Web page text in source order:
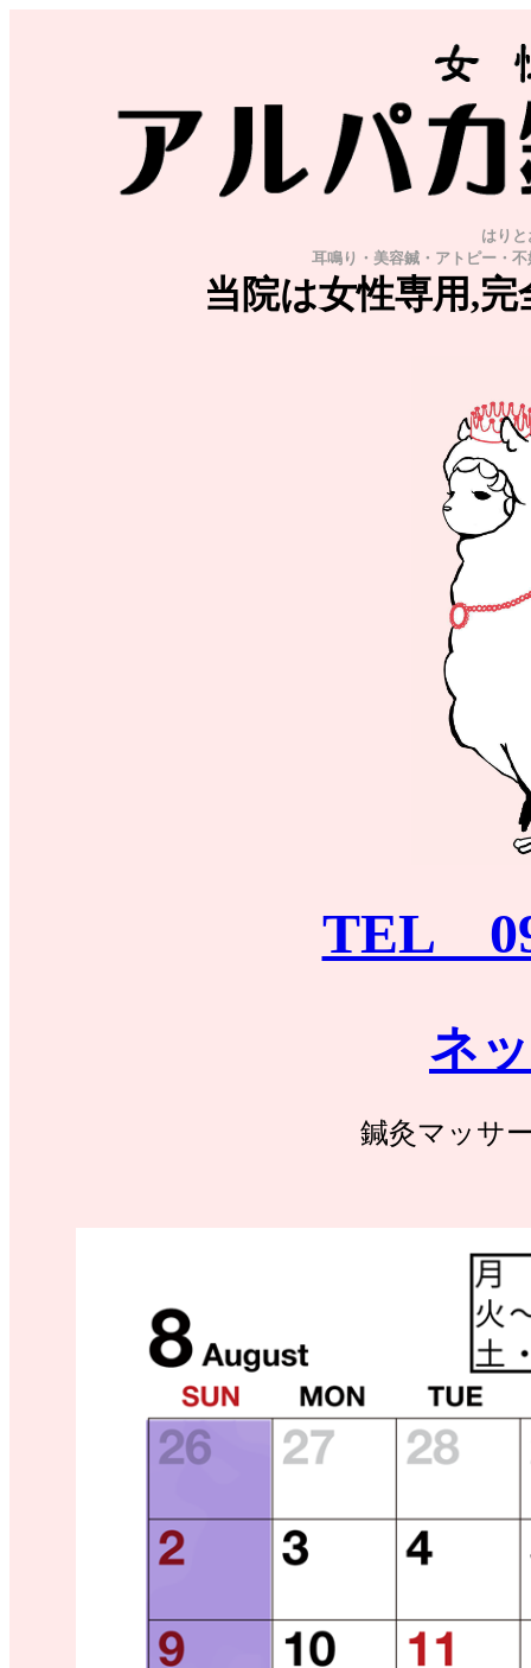
はり
耳鳴り・美容鍼・アトピー・
当院は女性専用,
TEL
ネ
鍼灸マッサ